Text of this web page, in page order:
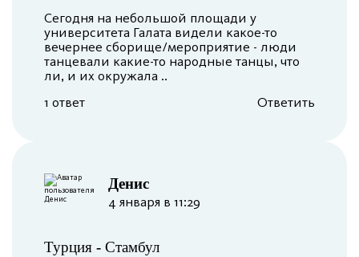
Сегодня на небольшой площади у
университета Галата видели какое-то
вечернее сборище/мероприятие - люди
танцевали какие-то народные танцы, что
ли, и их окружала ..
1 ответ
Ответить
Денис
4 января в 11:29
Турция - Стамбул